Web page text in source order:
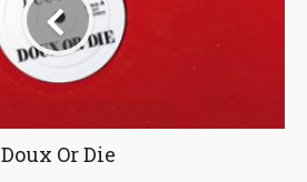
Doux Or Die